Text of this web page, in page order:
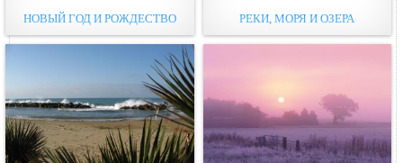
НОВЫЙ ГОД И РОЖДЕСТВО РЕКИ, МОРЯ И ОЗЕРА